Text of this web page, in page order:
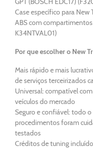
Case específico para New
ABS com
K34NTVAL01)
Por que escolher o New
Mais rápido e mais
de serviços terceirizados
Universal: compatível
veículos do mercado
Seguro e confiável: todo
procedimentos foram
testados
Créditos de tuning